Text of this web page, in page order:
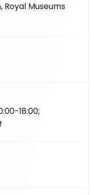
Museums
18:00;